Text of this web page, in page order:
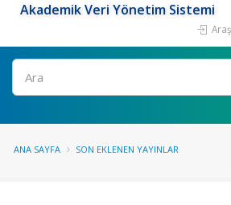
Akademik Veri Yönetim Sistemi
Ara
ANA SAYFA SON EKLENEN YAYINLAR